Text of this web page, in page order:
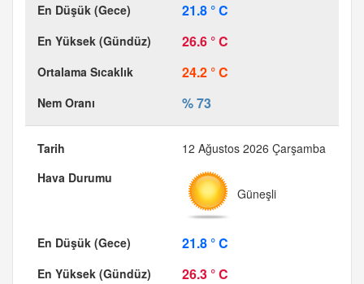
21.8 ° C
26.6 ° C
24.2 ° C
% 73
12 Ağustos 2026 Çarşamba
Güneşli
21.8 ° C
26.3 ° C